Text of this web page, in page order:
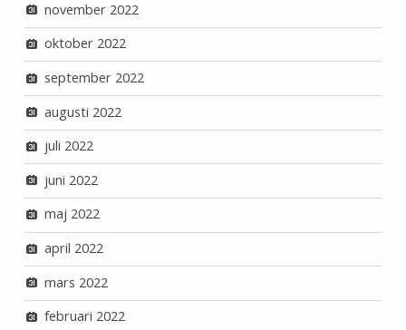
november 2022
oktober 2022
september 2022
augusti 2022
juli 2022
juni 2022
maj 2022
april 2022
mars 2022
februari 2022